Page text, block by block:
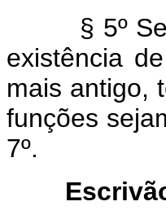
§ 5º Se,
existência
mais antigo,
funções
7º.